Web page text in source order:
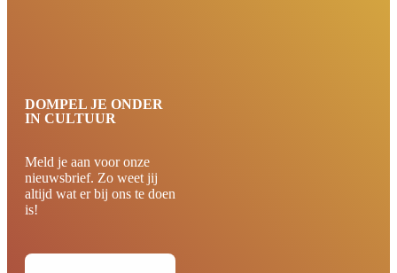
DOMPEL JE ONDER
IN CULTUUR
Meld je aan voor onze
nieuwsbrief. Zo weet jij
altijd wat er bij ons te doen
is!